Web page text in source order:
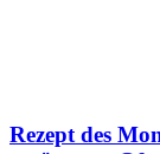
Rezept des